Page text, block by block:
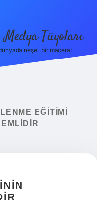
Medya Tüyoları
neşeli bir macera!
EĞITIMI